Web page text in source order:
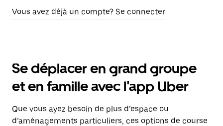
Vous avez déjà un compte? Se connecter
Se déplacer en grand groupe
et en famille avec l'app Uber
Que vous ayez besoin de plus d’espace ou
d’aménagements particuliers, ces options de course